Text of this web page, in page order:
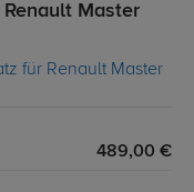
Master
489,00 €